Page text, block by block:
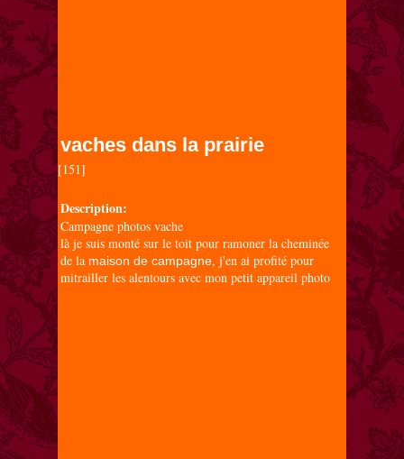
vaches dans la prairie
[151]
Description:
Campagne photos vache
là je suis monté sur le toit pour ramoner la cheminée
de la maison de campagne, j'en ai profité pour
mitrailler les alentours avec mon petit appareil photo